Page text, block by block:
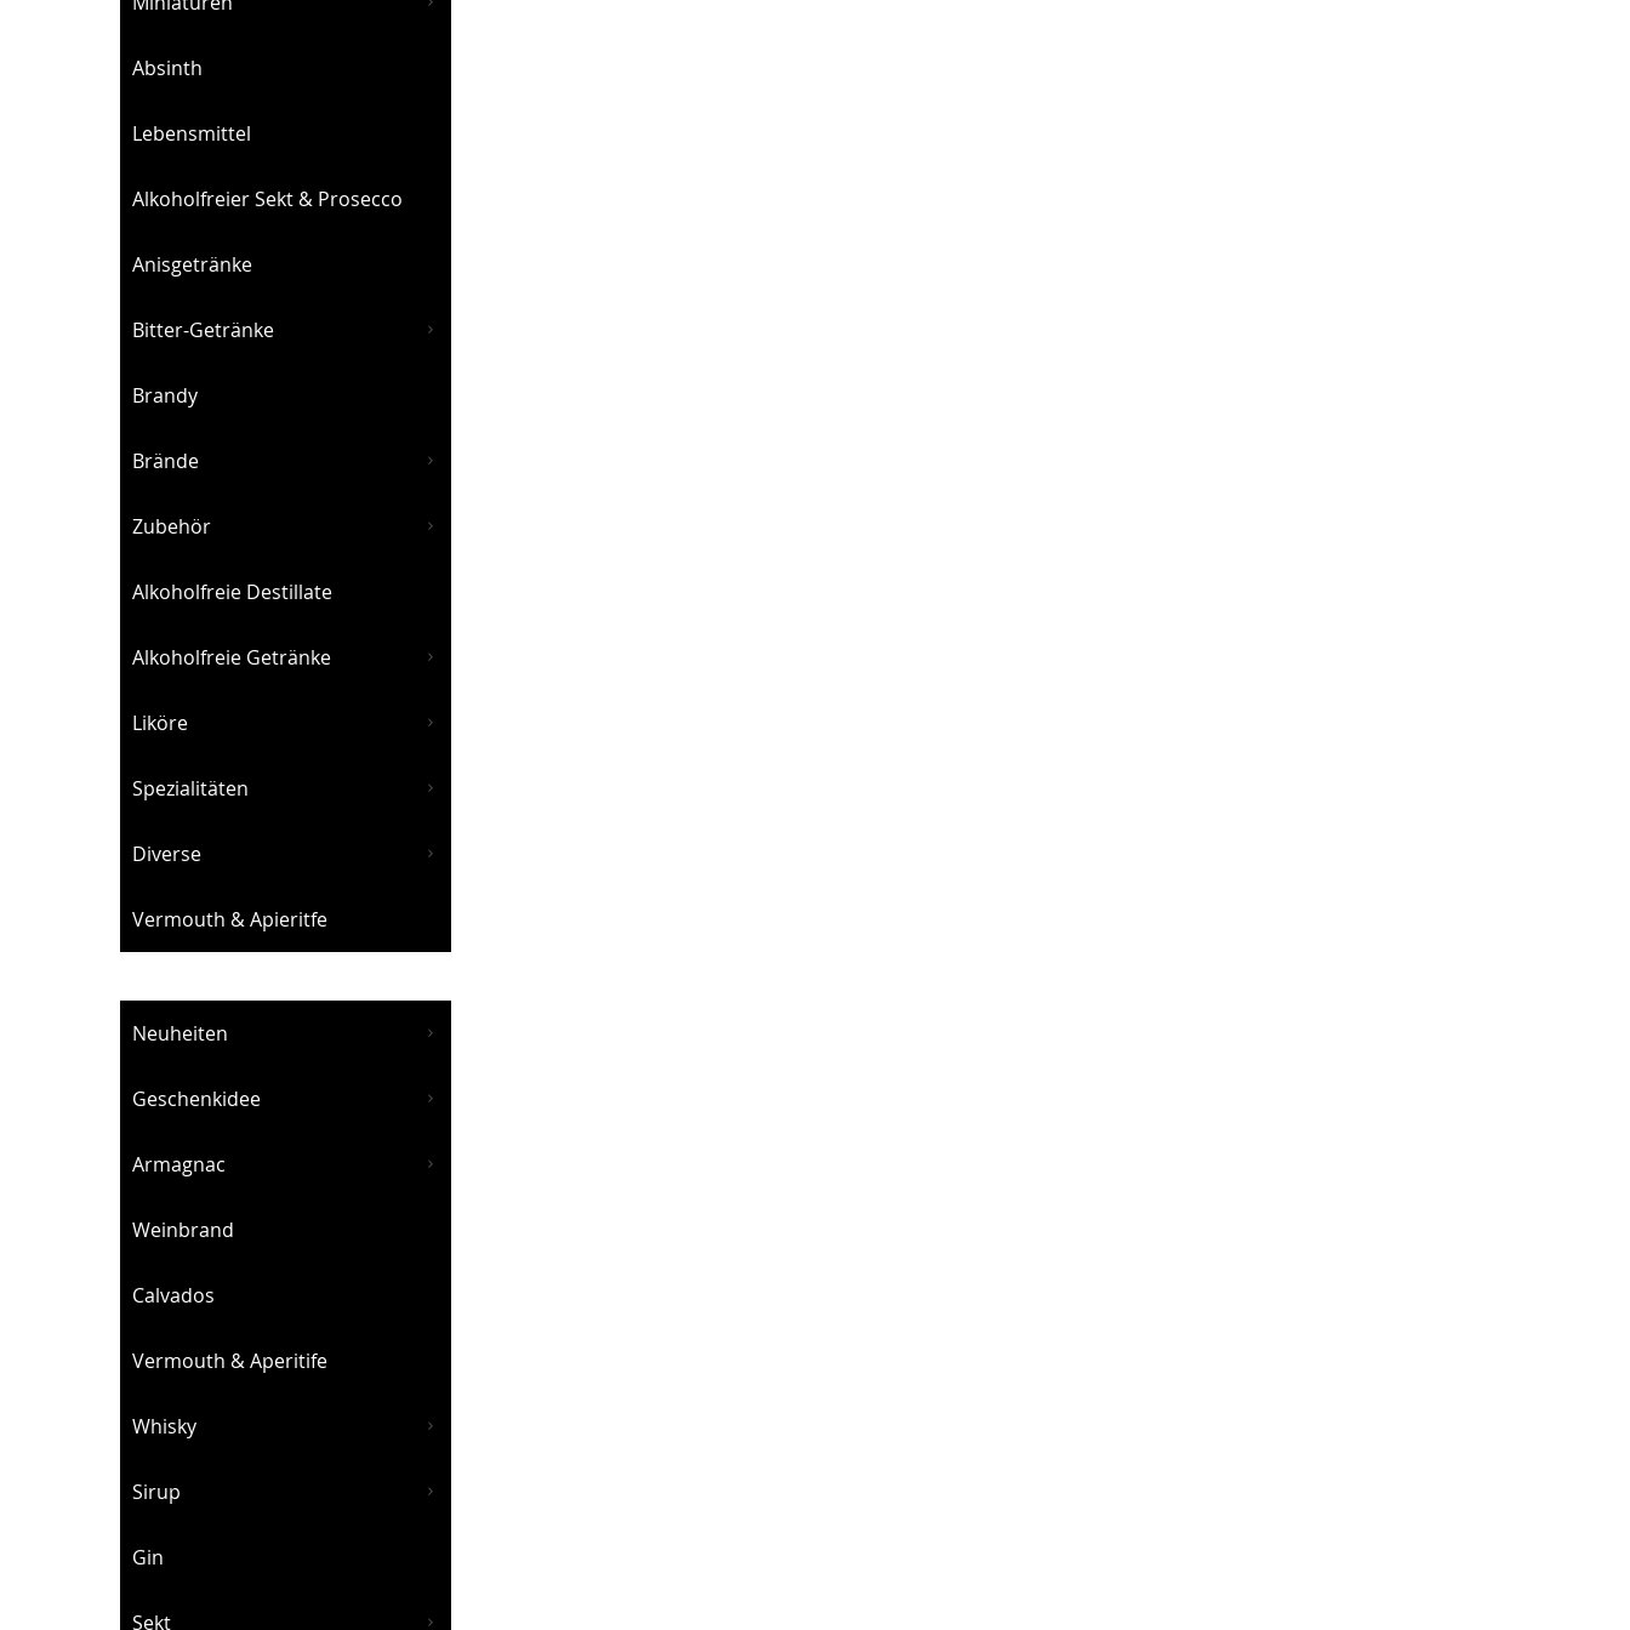
Absinth
Lebensmittel
Alkoholfreier Sekt & Prosecco
Anisgetränke
Bitter-Getränke
Brandy
Brände
Zubehör
Alkoholfreie Destillate
Alkoholfreie Getränke
Liköre
Spezialitäten
Diverse
Vermouth & Apieritfe
Neuheiten
Geschenkidee
Armagnac
Weinbrand
Calvados
Vermouth & Aperitife
Whisky
Sirup
Gin
Sekt